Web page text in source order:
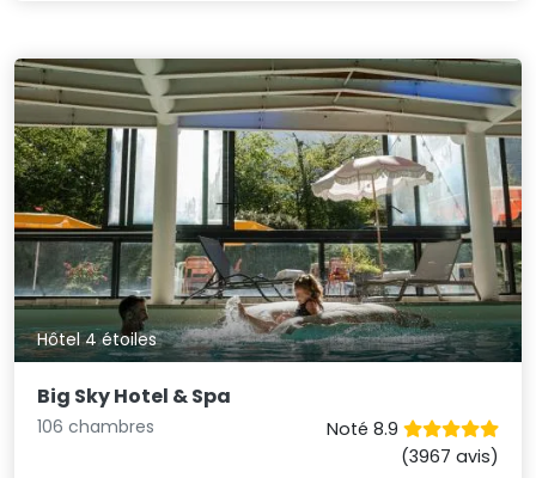
Hôtel 4 étoiles
Big Sky Hotel & Spa
106 chambres
Noté 8.9
(3967 avis)